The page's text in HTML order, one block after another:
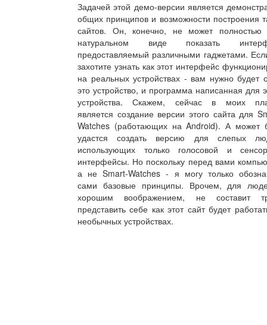
Задачей этой демо-версии является
общих принципов и возможности построения
сайтов. Он, конечно, не может
натуральном виде показать
предоставляемый различными гаджетами.
захотите узнать как этот интерфейс
на реальных устройствах - вам нужно будет
это устройство, и программа написанная для
устройства. Скажем, сейчас в моих
является создание версии этого сайта для
Watches (работающих на Android). А может
удастся создать версию для слепых
использующих только голосовой и
интерфейсы. Но поскольку перед вами
а не Smart-Watches - я могу только
сами базовые принципы. Врочем, для
хорошим воображением, не составит
представить себе как этот сайт будет
необычных устройствах.